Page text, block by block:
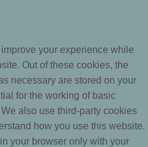
your experience while
Out of these cookies, the
necessary are stored on your
for the working of basic
also use third-party cookies
how you use this website.
your browser only with your